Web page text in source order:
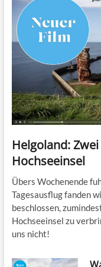
Helgoland:
Hochseeinsel
Übers Wochenende
Tagesausflug fanden
beschlossen,
Hochseeinsel zu
uns nicht!